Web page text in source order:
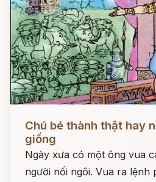
Chú bé thành thật hay
giống
Ngày xưa có một ông vua
người nối ngôi. Vua ra lệnh